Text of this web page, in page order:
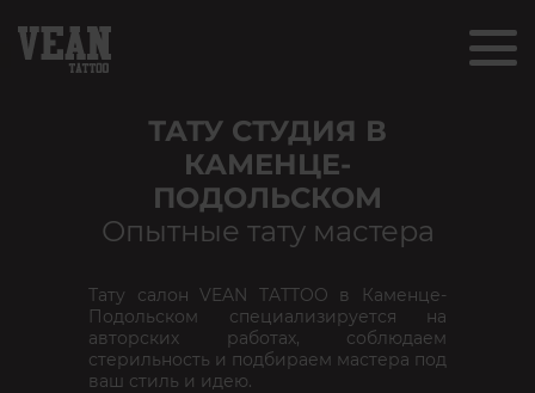
ТАТУ СТУДИЯ В
КАМЕНЦЕ-
ПОДОЛЬСКОМ
Опытные тату мастера
Тату салон VEAN TATTOO в Каменце-
Подольском специализируется на
авторских работах, соблюдаем
стерильность и подбираем мастера под
ваш стиль и идею.